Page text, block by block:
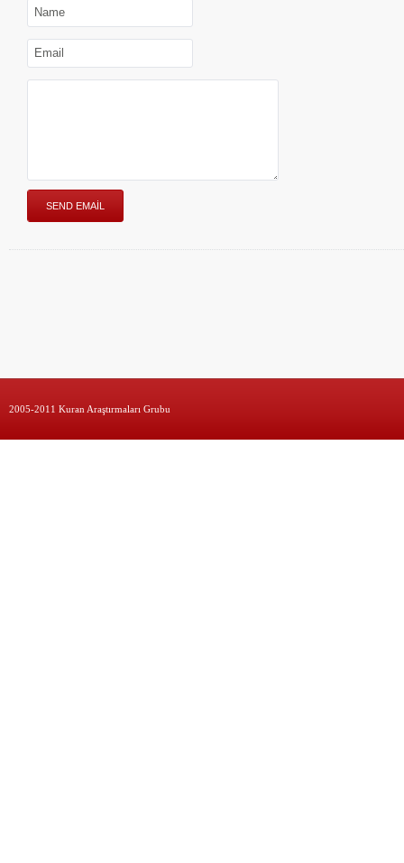
2005-2011 Kuran Araştırmaları Grubu